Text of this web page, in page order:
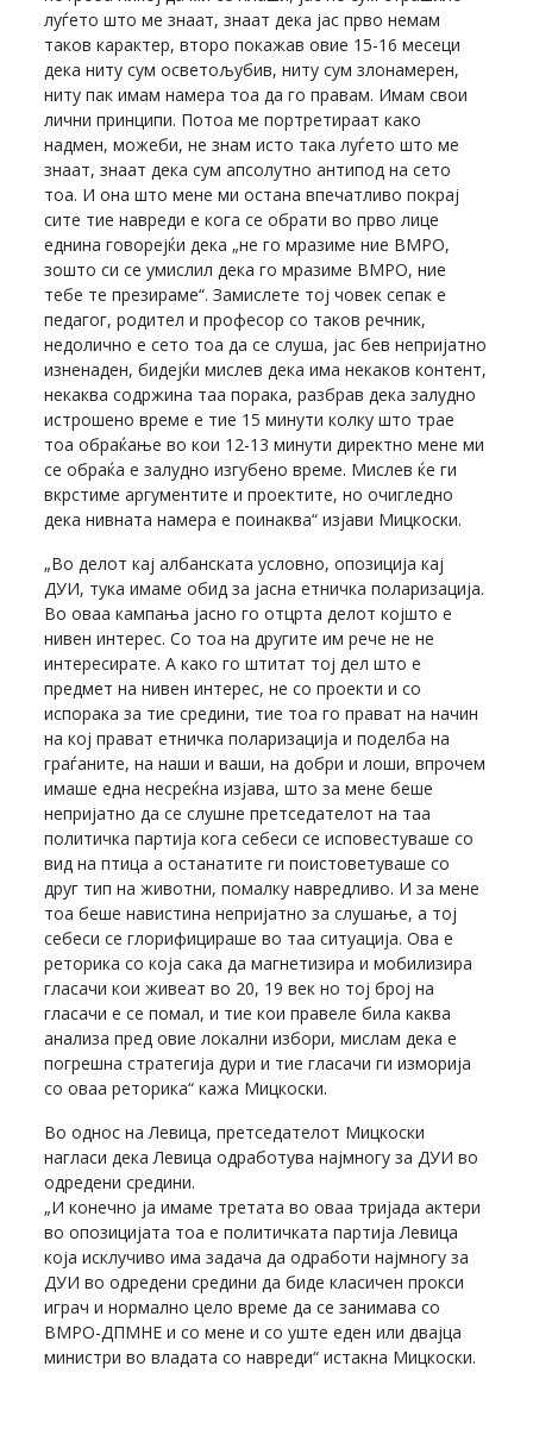
луѓето што ме знаат, знаат дека јас прво немам
таков карактер, второ покажав овие 15-16 месеци
дека ниту сум осветољубив, ниту сум злонамерен,
ниту пак имам намера тоа да го правам. Имам свои
лични принципи. Потоа ме портретираат како
надмен, можеби, не знам исто така луѓето што ме
знаат, знаат дека сум апсолутно антипод на сето
тоа. И она што мене ми остана впечатливо покрај
сите тие навреди е кога се обрати во прво лице
еднина говорејќи дека „не го мразиме ние ВМРО,
зошто си се умислил дека го мразиме ВМРО, ние
тебе те презираме“. Замислете тој човек сепак е
педагог, родител и професор со таков речник,
недолично е сето тоа да се слуша, јас бев непријатно
изненаден, бидејќи мислев дека има некаков контент,
некаква содржина таа порака, разбрав дека залудно
истрошено време е тие 15 минути колку што трае
тоа обраќање во кои 12-13 минути директно мене ми
се обраќа е залудно изгубено време. Мислев ќе ги
вкрстиме аргументите и проектите, но очигледно
дека нивната намера е поинаква“ изјави Мицкоски.
„Во делот кај албанската условно, опозиција кај
ДУИ, тука имаме обид за јасна етничка поларизација.
Во оваа кампања јасно го отцрта делот којшто е
нивен интерес. Со тоа на другите им рече не не
интересирате. А како го штитат тој дел што е
предмет на нивен интерес, не со проекти и со
испорака за тие средини, тие тоа го прават на начин
на кој прават етничка поларизација и поделба на
граѓаните, на наши и ваши, на добри и лоши, впрочем
имаше една несреќна изјава, што за мене беше
непријатно да се слушне претседателот на таа
политичка партија кога себеси се исповестуваше со
вид на птица а останатите ги поистоветуваше со
друг тип на животни, помалку навредливо. И за мене
тоа беше навистина непријатно за слушање, а тој
себеси се глорифицираше во таа ситуација. Ова е
реторика со која сака да магнетизира и мобилизира
гласачи кои живеат во 20, 19 век но тој број на
гласачи е се помал, и тие кои правеле била каква
анализа пред овие локални избори, мислам дека е
погрешна стратегија дури и тие гласачи ги изморија
со оваа реторика“ кажа Мицкоски.
Во однос на Левица, претседателот Мицкоски
нагласи дека Левица одработува најмногу за ДУИ во
одредени средини.
„И конечно ја имаме третата во оваа тријада актери
во опозицијата тоа е политичката партија Левица
која исклучиво има задача да одработи најмногу за
ДУИ во одредени средини да биде класичен прокси
играч и нормално цело време да се занимава со
ВМРО-ДПМНЕ и со мене и со уште еден или двајца
министри во владата со навреди“ истакна Мицкоски.